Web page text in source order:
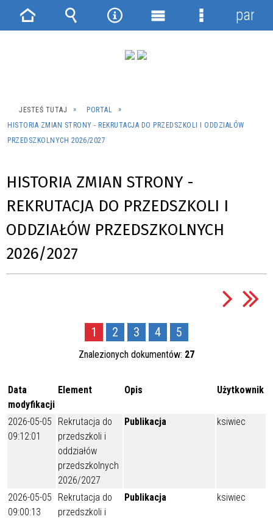
JESTEŚ TUTAJ
PORTAL
HISTORIA ZMIAN STRONY - REKRUTACJA DO PRZEDSZKOLI I ODDZIAŁÓW
PRZEDSZKOLNYCH 2026/2027
HISTORIA ZMIAN STRONY -
REKRUTACJA DO PRZEDSZKOLI I
ODDZIAŁÓW PRZEDSZKOLNYCH
2026/2027
1 2 3 4 5
Znalezionych dokumentów: 27
Data
modyfikacji
Element Opis Użytkownik
2026-05-05
09:12:01
Rekrutacja do
przedszkoli i
oddziałów
przedszkolnych
2026/2027
Publikacja ksiwiec
2026-05-05
09:00:13
Rekrutacja do
przedszkoli i
Publikacja ksiwiec
Strona Wyszukiwarka
NarzędziaMenu
Menu
panel